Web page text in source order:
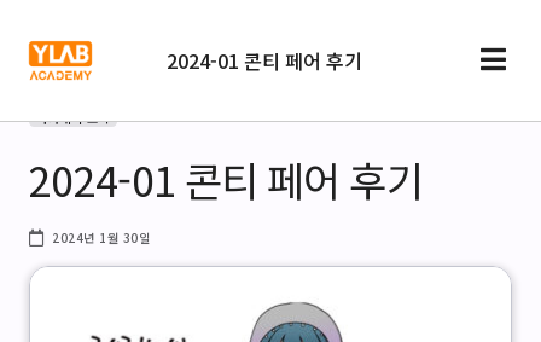
2024-01 콘티 페어 후기
아카데미 소식
2024-01 콘티 페어 후기
2024년 1월 30일